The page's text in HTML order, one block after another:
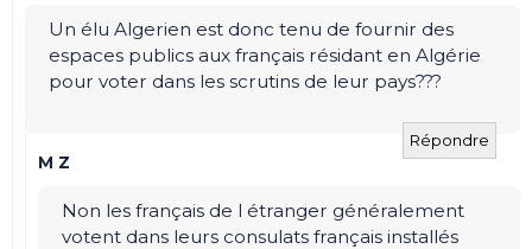
Un élu Algerien est donc tenu de fournir des
espaces publics aux français résidant en Algérie
pour voter dans les scrutins de leur pays???
Répondre
M Z
Non les français de l étranger généralement
votent dans leurs consulats français installés